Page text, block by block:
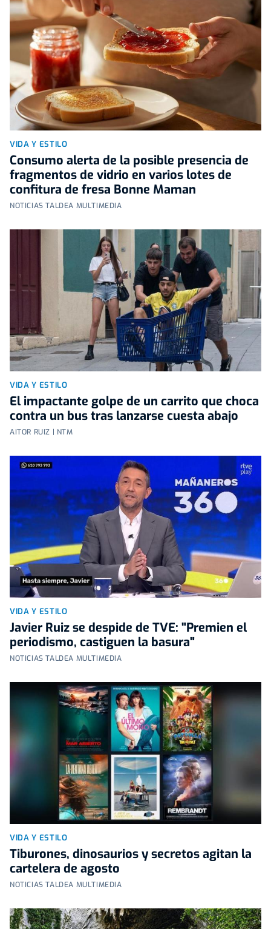
VIDA Y ESTILO
Consumo alerta de la posible presencia de
fragmentos de vidrio en varios lotes de
confitura de fresa Bonne Maman
NOTICIAS TALDEA MULTIMEDIA
VIDA Y ESTILO
El impactante golpe de un carrito que choca
contra un bus tras lanzarse cuesta abajo
AITOR RUIZ | NTM
VIDA Y ESTILO
Javier Ruiz se despide de TVE: "Premien el
periodismo, castiguen la basura"
NOTICIAS TALDEA MULTIMEDIA
VIDA Y ESTILO
Tiburones, dinosaurios y secretos agitan la
cartelera de agosto
NOTICIAS TALDEA MULTIMEDIA